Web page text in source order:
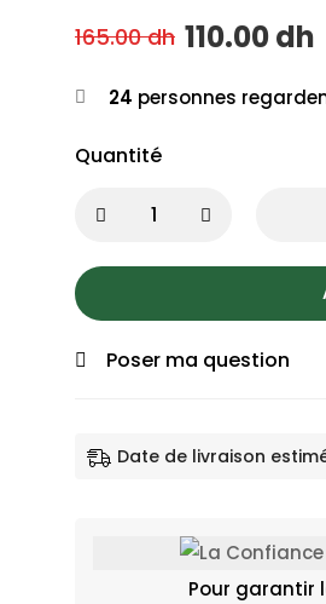
165.00dh 110.00dh
24 personnes
Quantité
Poser ma question
Date de livraison
Pour garantir